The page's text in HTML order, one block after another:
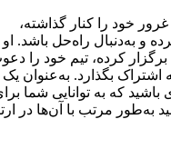
خود را کنار گذاشته،
و به‌دنبال راه‌حل باشد. او
کرده، تیم خود را
اشتراک بگذارد. به‌عنوان یک
که به توانایی شما
به‌طور مرتب با آن‌ها در